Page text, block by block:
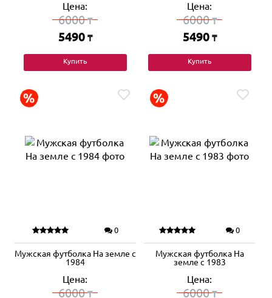
Цена:
6000₸
5490 ₸
Купить
Цена:
6000₸
5490 ₸
Купить
0
Мужская футболка На земле с
1984
Цена:
6000₸
0
Мужская футболка На
земле с 1983
Цена:
6000₸